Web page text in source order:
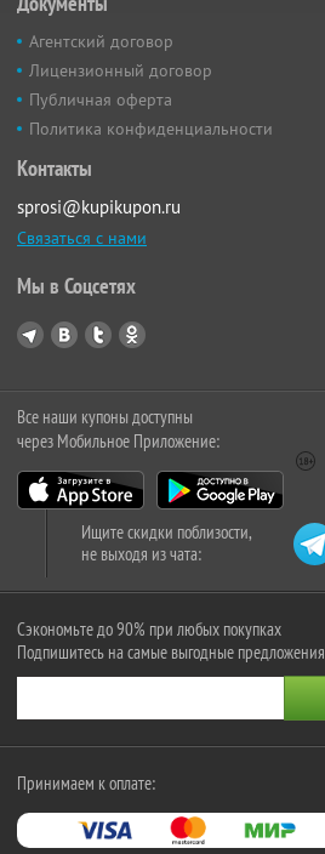
Агентский договор
Лицензионный договор
Публичная оферта
Политика конфиденциальности
Контакты
sprosi@kupikupon.ru
Связаться с нами
Мы в Соцсетях
Все наши купоны доступны
через Мобильное Приложение:
Ищите скидки поблизости,
не выходя из чата:
Сэкономьте до 90% при любых покупках
Подпишитесь на самые выгодные предложения
Принимаем к оплате: